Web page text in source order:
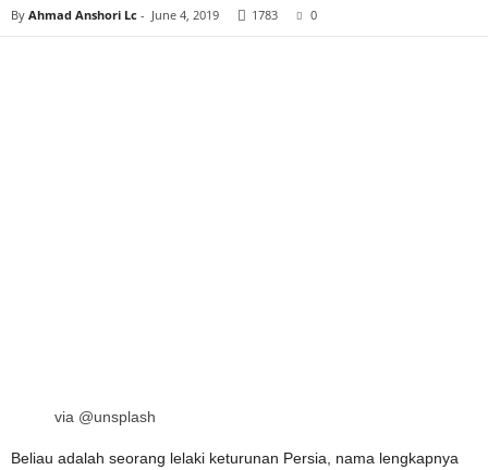
By Ahmad Anshori Lc - June 4, 2019 1783 0
via @unsplash
Beliau adalah seorang lelaki keturunan Persia, nama lengkapnya